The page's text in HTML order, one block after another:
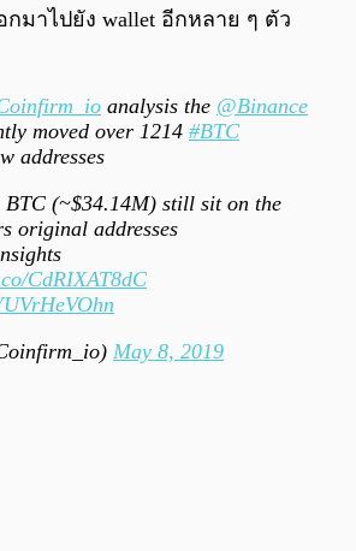
มาไปยัง wallet อีกหลาย ๆ ตัว
analysis the @Binance
moved over 1214 #BTC
addresses
BTC (~$34.14M) still sit on the
original addresses
CdRIXAT8dC
May 8, 2019